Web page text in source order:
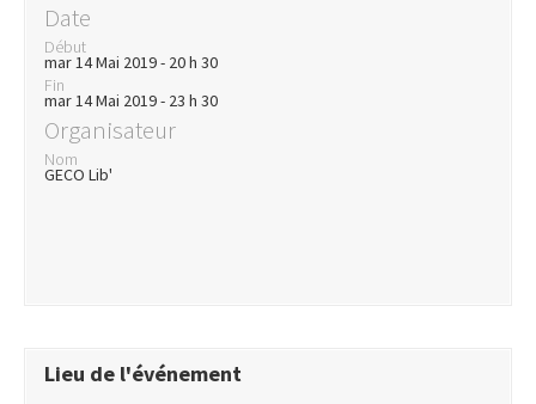
Date
Début
mar 14 Mai 2019 - 20 h 30
Fin
mar 14 Mai 2019 - 23 h 30
Organisateur
Nom
GECO Lib'
Lieu de l'événement